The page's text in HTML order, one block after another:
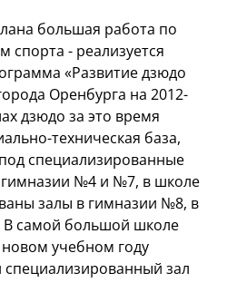
большая работа по
спорта - реализуется
«Развитие дзюдо
Оренбурга на 2012-
дзюдо за это время
техническая база,
специализированные
№4 и №7, в школе
залы в гимназии №8, в
самой большой школе
учебном году
зал